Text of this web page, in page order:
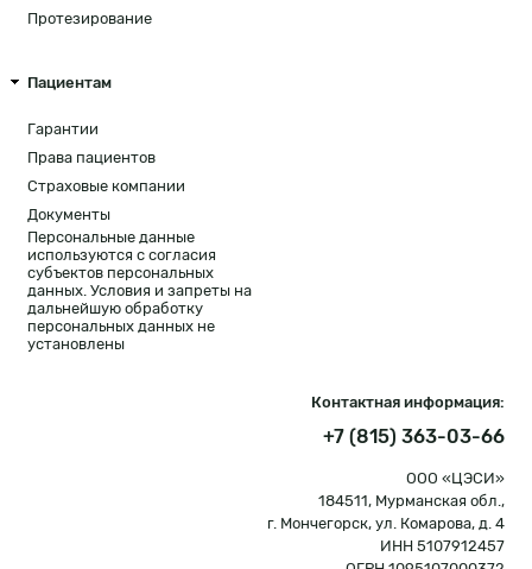
Протезирование
Пациентам
Гарантии
Права пациентов
Страховые компании
Документы
Персональные данные
используются с согласия
субъектов персональных
данных. Условия и запреты на
дальнейшую обработку
персональных данных не
установлены
Контактная информация:
+7 (815) 363-03-66
ООО «ЦЭСИ»
184511, Мурманская обл.,
г. Мончегорск, ул. Комарова, д. 4
ИНН 5107912457